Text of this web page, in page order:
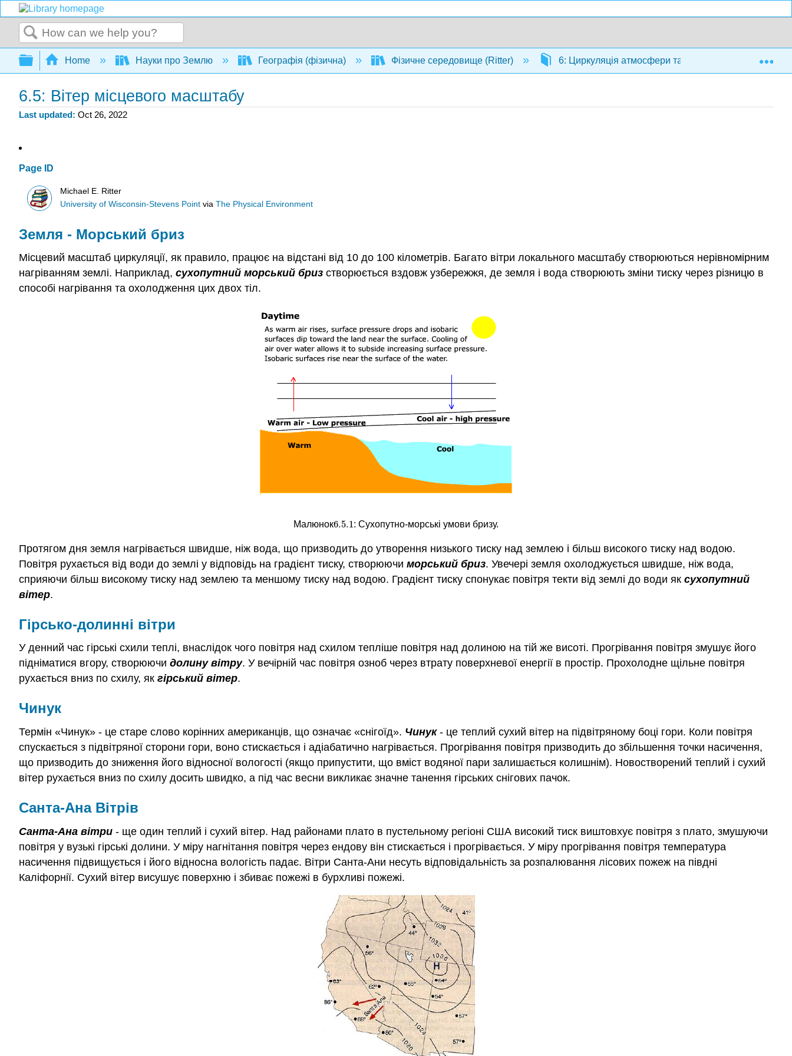
Search
Expand/collapse global hierarchy
Home Науки про Землю Географія (фізична) Фізичне середовище (Ritter) 6: Циркуляція атмосфери та океану 6.5:
6.5: Вітер місцевого масштабу
Last updated Oct 26, 2022
Page ID
Michael E. Ritter
University of Wisconsin-Stevens Pointvia The Physical Environment
Земля - Морський бриз
Місцевий масштаб циркуляції, як правило, працює на відстані від 10 до 100 кілометрів. Багато вітри локального масштабу створюються нерівномірним
нагріванням землі. Наприклад, сухопутний морський бриз створюється вздовж узбережжя, де земля і вода створюють зміни тиску через різницю в
способі нагрівання та охолодження цих двох тіл.
Малюнок6.5.1
6.5.1: Сухопутно-морські умови бризу.
Протягом дня земля нагрівається швидше, ніж вода, що призводить до утворення низького тиску над землею і більш високого тиску над водою.
Повітря рухається від води до землі у відповідь на градієнт тиску, створюючи морський бриз. Увечері земля охолоджується швидше, ніж вода,
сприяючи більш високому тиску над землею та меншому тиску над водою. Градієнт тиску спонукає повітря текти від землі до води як сухопутний
вітер.
Гірсько-долинні вітри
У денний час гірські схили теплі, внаслідок чого повітря над схилом тепліше повітря над долиною на тій же висоті. Прогрівання повітря змушує його
підніматися вгору, створюючи долину вітру. У вечірній час повітря озноб через втрату поверхневої енергії в простір. Прохолодне щільне повітря
рухається вниз по схилу, як гірський вітер.
Чинук
Термін «Чинук» - це старе слово корінних американців, що означає «снігоїд». Чинук- це теплий сухий вітер на підвітряному боці гори. Коли повітря
спускається з підвітряної сторони гори, воно стискається і адіабатично нагрівається. Прогрівання повітря призводить до збільшення точки насичення,
що призводить до зниження його відносної вологості (якщо припустити, що вміст водяної пари залишається колишнім). Новостворений теплий і сухий
вітер рухається вниз по схилу досить швидко, а під час весни викликає значне танення гірських снігових пачок.
Санта-Ана Вітрів
Санта-Ана вітри - ще один теплий і сухий вітер. Над районами плато в пустельному регіоні США високий тиск виштовхує повітря з плато, змушуючи
повітря у вузькі гірські долини. У міру нагнітання повітря через ендову він стискається і прогрівається. У міру прогрівання повітря температура
насичення підвищується і його відносна вологість падає. Вітри Санта-Ани несуть відповідальність за розпалювання лісових пожеж на півдні
Каліфорнії. Сухий вітер висушує поверхню і збиває пожежі в бурхливі пожежі.